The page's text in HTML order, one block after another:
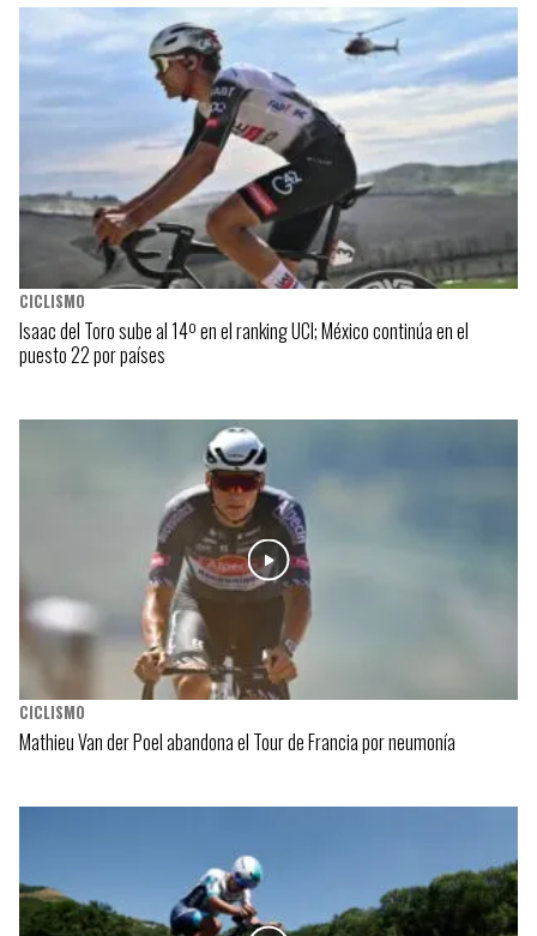
CICLISMO
Isaac del Toro sube al 14º en el ranking UCI; México continúa en el
puesto 22 por países
CICLISMO
Mathieu Van der Poel abandona el Tour de Francia por neumonía